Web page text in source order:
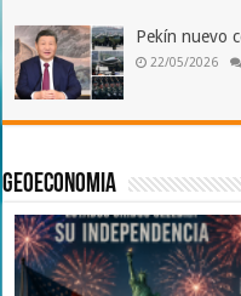
Pekín nuevo
22/05/2026
Geoeconomia